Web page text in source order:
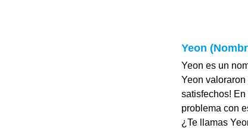
Yeon
Yeon es un
Yeon valoraron
satisfechos!
problema con
¿Te llamas